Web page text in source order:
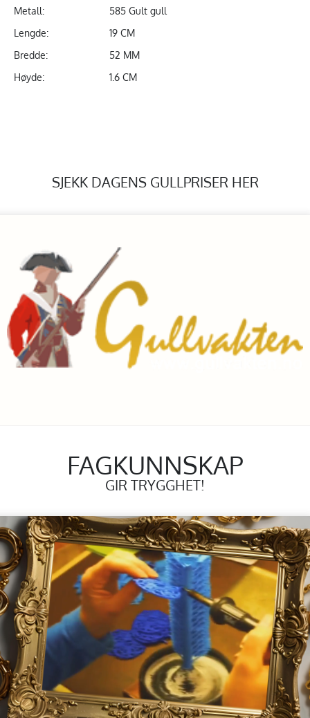
Metall:
585 Gult gull
Lengde:
19 CM
Bredde:
52 MM
Høyde:
1.6 CM
SJEKK DAGENS GULLPRISER HER
FAGKUNNSKAP
GIR TRYGGHET!